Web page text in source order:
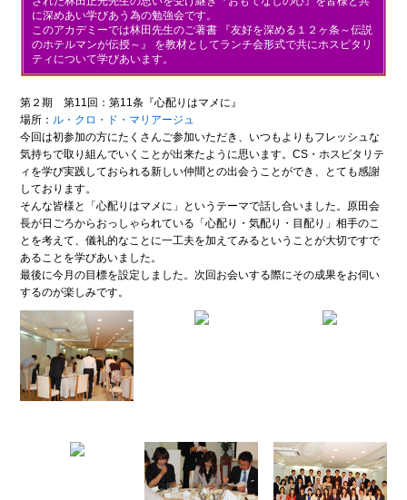
に深めあい学びあう為の勉強会です。
このアカデミーでは林田先生のご著書 『友好を深める１２ヶ条～伝説
のホテルマンが伝授～』 を教材としてランチ会形式で共にホスピタリ
ティについて学びあいます。
第２期 第11回：第11条『心配りはマメに』
場所： ル・クロ・ド・マリアージュ
今回は初参加の方にたくさんご参加いただき、いつもよりもフレッシュな
気持ちで取り組んでいくことが出来たように思います。CS・ホスピタリテ
ィを学び実践しておられる新しい仲間との出会うことができ、とても感謝
しております。
そんな皆様と「心配りはマメに」というテーマで話し合いました。原田会
長が日ごろからおっしゃられている「心配り・気配り・目配り」相手のこ
とを考えて、儀礼的なことに一工夫を加えてみるということが大切ですで
あることを学びあいました。
最後に今月の目標を設定しました。次回お会いする際にその成果をお伺い
するのが楽しみです。